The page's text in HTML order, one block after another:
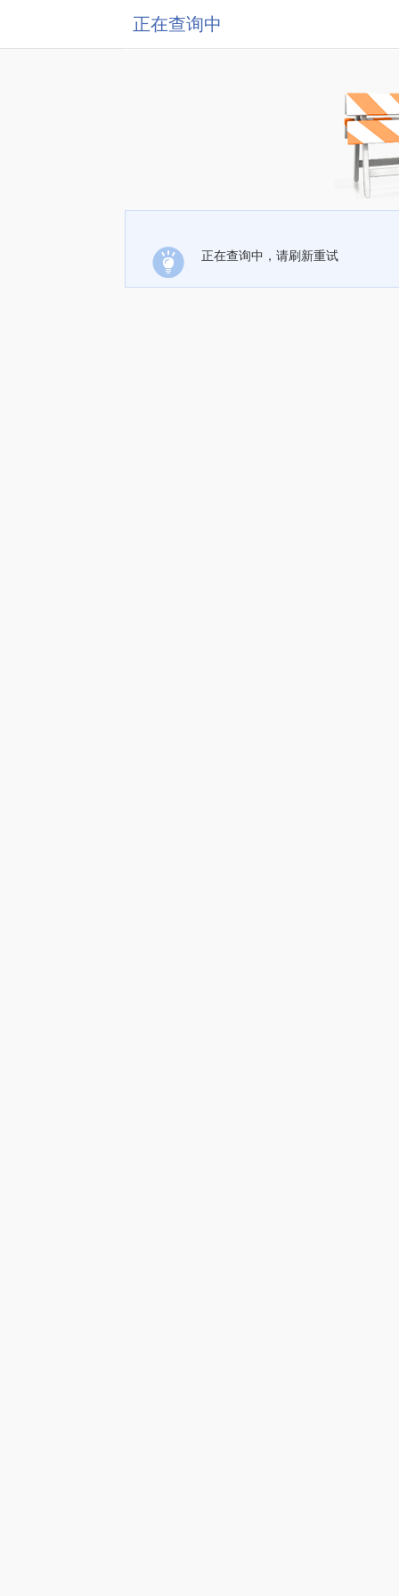
正在查询中
正在查询中，请刷新重试